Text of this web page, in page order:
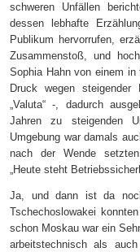
schweren Unfällen
dessen lebhafte
Publikum hervorrufen,
Zusammenstoß, und
Sophia Hahn von einem
Druck wegen steigender
„Valuta“ -, dadurch
Jahren zu steigenden
Umgebung war damals
nach der Wende
„Heute steht
Ja, und dann ist da
Tschechoslowakei
schon Moskau war ein
arbeitstechnisch als